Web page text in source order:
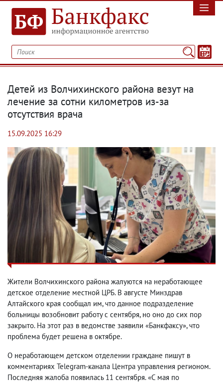
Детей из Волчихинского района везут на
лечение за сотни километров из-за
отсутствия врача
15.09.2025 16:29
Жители Волчихинского района жалуются на неработающее
детское отделение местной ЦРБ. В августе Минздрав
Алтайского края сообщал им, что данное подразделение
больницы возобновит работу с сентября, но оно до сих пор
закрыто. На этот раз в ведомстве заявили «Банкфаксу», что
проблема будет решена в октябре.
О неработающем детском отделении граждане пишут в
комментариях Telegram-канала Центра управления регионом.
Последняя жалоба появилась 11 сентября. «С мая по